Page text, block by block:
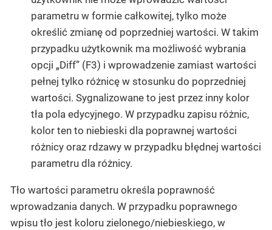
parametru w formie całkowitej, tylko może
określić zmianę od poprzedniej wartości. W takim
przypadku użytkownik ma możliwość wybrania
opcji „Diff” (F3) i wprowadzenie zamiast wartości
pełnej tylko różnicę w stosunku do poprzedniej
wartości. Sygnalizowane to jest przez inny kolor
tła pola edycyjnego. W przypadku zapisu różnic,
kolor ten to niebieski dla poprawnej wartości
różnicy oraz rdzawy w przypadku błędnej wartości
parametru dla różnicy.
Tło wartości parametru określa poprawność
wprowadzania danych. W przypadku poprawnego
wpisu tło jest koloru zielonego/niebieskiego, w